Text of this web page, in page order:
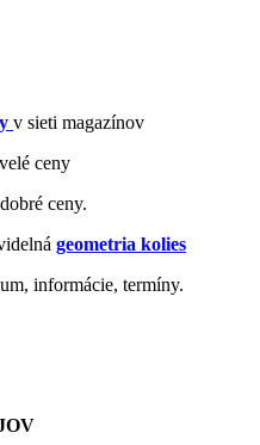
v sieti magazínov
ceny
ceny.
geometria kolies
informácie, termíny.